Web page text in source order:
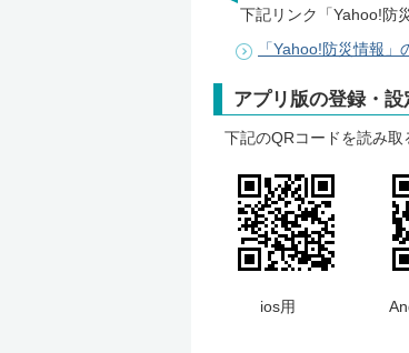
下記リンク「Yahoo!防
「Yahoo!防災情報」
アプリ版の登録・設
下記のQRコードを読み取
ios用